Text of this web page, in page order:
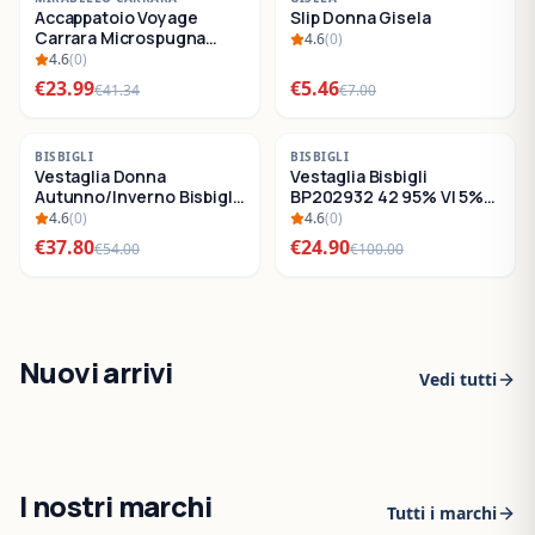
SALDI
Accappatoio Voyage
Carrara Microspugna
Cotone
4.6(0)
€23.99€41.34
SALDI
Slip Donna Gisela
4.6(0)
€5.46€7.00
-30 %
SALDI
BISBIGLI
Vestaglia Donna
Autunno/Inverno Bisbigli
BO288632
4.6(0)
€37.80€54.00
-75 %
SALDI
BISBIGLI
Vestaglia Bisbigli
BP202932 42 95% VI 5%
EA4.6(0)
€24.90€100.00
Nuovi arrivi Vedi tutti
I nostri marchi Tutti i marchi